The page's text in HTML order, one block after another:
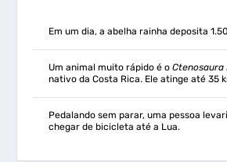
Em um dia, a abelha rainha deposita
Um animal muito rápido é oCtenosaura
nativo da Costa Rica. Ele atinge até 35
Pedalando sem parar, uma pessoa
chegar de bicicleta até a Lua.